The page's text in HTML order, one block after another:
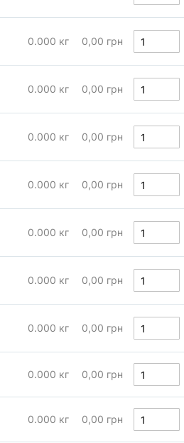
0.000 кг 0,00 грн
0.000 кг 0,00 грн
0.000 кг 0,00 грн
0.000 кг 0,00 грн
0.000 кг 0,00 грн
0.000 кг 0,00 грн
0.000 кг 0,00 грн
0.000 кг 0,00 грн
0.000 кг 0,00 грн